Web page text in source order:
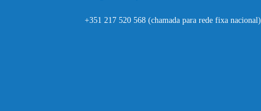
+351 217 520 568 (chamada para rede fixa nacional)